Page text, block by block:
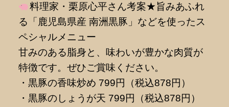
料理家・栗原心平さん考案★旨みあふれ
る「鹿児島県産 南洲黒豚」などを使ったス
ペシャルメニュー
甘みのある脂身と、味わいが豊かな肉質が
特徴です。ぜひご賞味ください。
・黒豚の香味炒め 799円（税込878円）
・黒豚のしょうが天 799円（税込878円）